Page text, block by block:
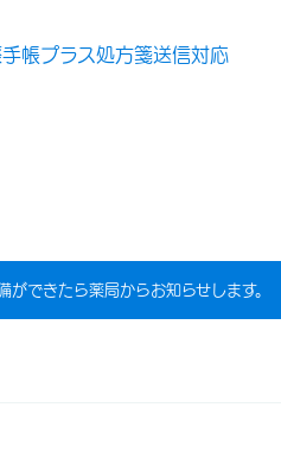
帳プラス処方箋送信対応
ができたら薬局からお知らせします。